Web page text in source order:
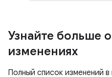
Узнайте больше
изменениях
Полный список изменений в